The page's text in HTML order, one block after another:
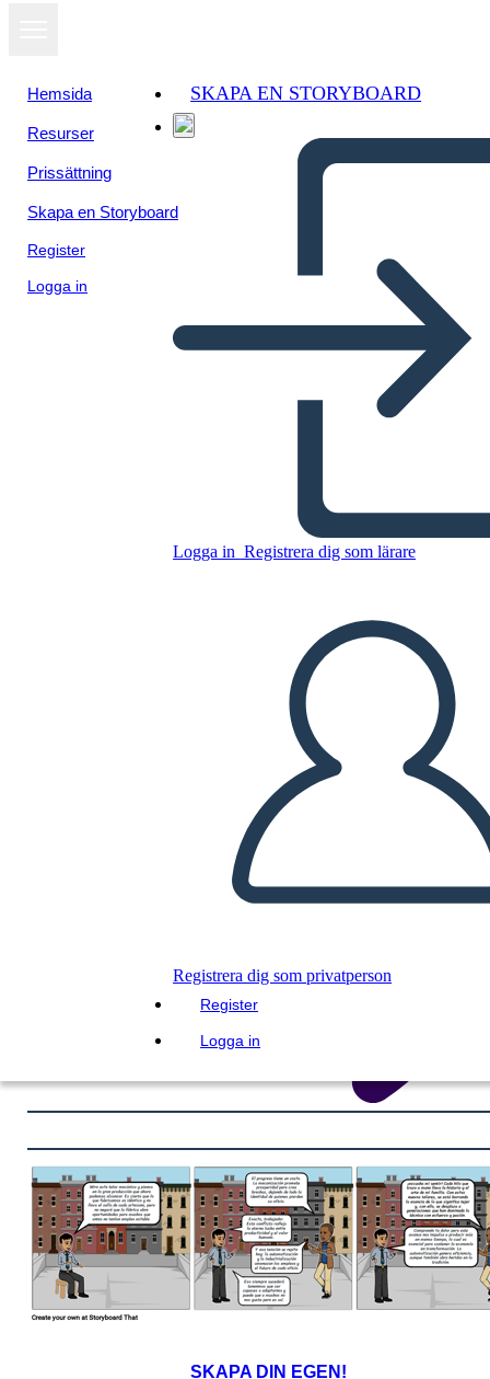
Hemsida
Resurser
Prissättning
Skapa en Storyboard
Register
Logga in
SKAPA EN STORYBOARD
Logga in Registrera dig som lärare
Registrera dig som privatperson
Register
Logga in
Kopiera denna storyboard
SPELA UPP BILDSPEL
LÄS FÖR MIG
Visa som
bildspel
SKAPA DIN EGEN!